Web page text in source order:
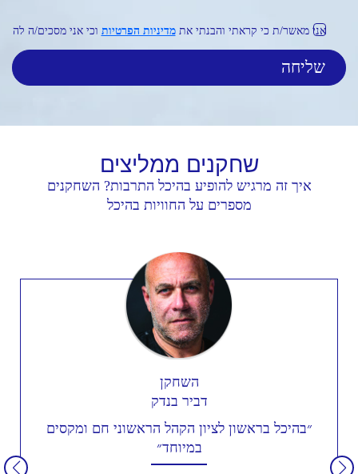
אני מאשר/ת כי קראתי והבנתי אתמדיניות הפרטיות וכי אני מסכים/ה לה
שחקנים ממליצים
איך זה מרגיש להופיע בהיכל התרבות? השחקנים
מספרים על החוויות בהיכל
השחקן
דביר בנדק
״בהיכל בראשון לציון הקהל הראשוני חם ומקסים
במיוחד״